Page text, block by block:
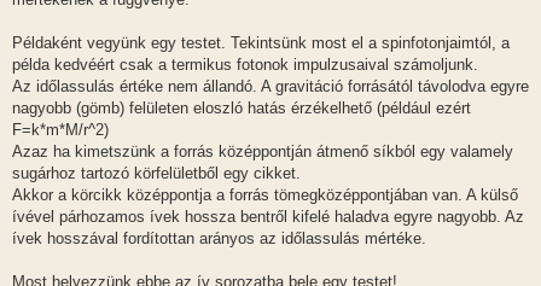
Példaként vegyünk egy testet. Tekintsünk most el a spinfotonjaimtól, a
példa kedvéért csak a termikus fotonok impulzusaival számoljunk.
Az időlassulás értéke nem állandó. A gravitáció forrásától távolodva egyre
nagyobb (gömb) felületen eloszló hatás érzékelhető (például ezért
F=k*m*M/r^2)
Azaz ha kimetszünk a forrás középpontján átmenő síkból egy valamely
sugárhoz tartozó körfelületből egy cikket.
Akkor a körcikk középpontja a forrás tömegközéppontjában van. A külső
ívével párhozamos ívek hossza bentről kifelé haladva egyre nagyobb. Az
ívek hosszával fordítottan arányos az időlassulás mértéke.
Most helyezzünk ebbe az ív sorozatba bele egy testet!